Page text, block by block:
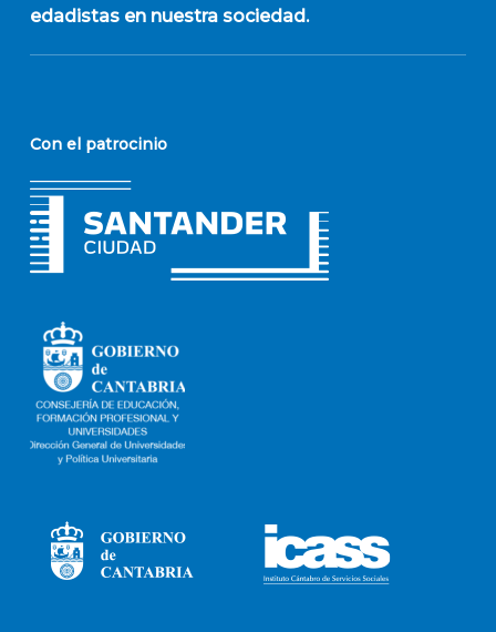
edadistas en nuestra sociedad.
Con el patrocinio